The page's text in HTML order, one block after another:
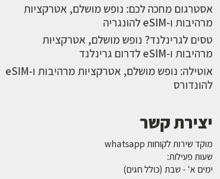
אסטרגום מחכה לכם: נופש מושלם, אטרקציות
מרהיבות ו-eSIM להונגריה
טסים לגרינלנד? נופש מושלם, אטרקציות
מרהיבות ו-eSIM לדרום גרינלנד
אוטילה: נופש מושלם, אטרקציות מרהיבות ו-eSIM
להונדורס
יצירת קשר
מוקד שירות לקוחות whatsapp
שעות פעילות:
ימים א' - שבת (כולל חגים)